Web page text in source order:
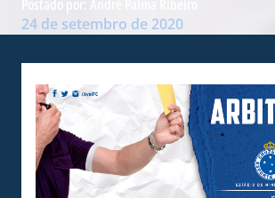
24 de setembro de 2020